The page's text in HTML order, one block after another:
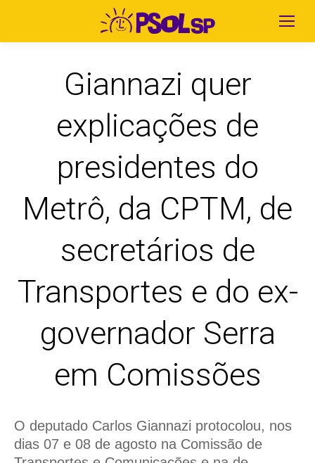
Giannazi quer
explicações de
presidentes do
Metrô, da CPTM, de
secretários de
Transportes e do ex-
governador Serra
em Comissões
O deputado Carlos Giannazi protocolou, nos
dias 07 e 08 de agosto na Comissão de